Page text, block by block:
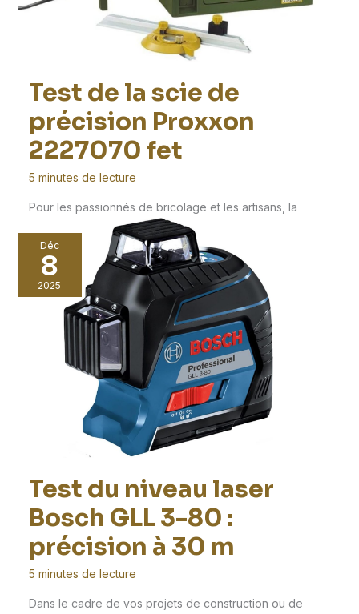
Test de la scie de
précision Proxxon
2227070 fet
5 minutes de lecture
Pour les passionnés de bricolage et les artisans, la
recherche d’une découpe précise et fiable peut
Déc
8
2025
Test du niveau laser
Bosch GLL 3-80 :
précision à 30 m
5 minutes de lecture
Dans le cadre de vos projets de construction ou de